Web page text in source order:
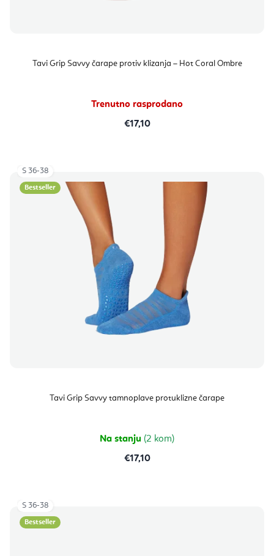
Tavi Grip Savvy čarape protiv klizanja – Hot Coral Ombre
Trenutno rasprodano
€17,10
Bestseller
Tavi Grip Savvy tamnoplave protuklizne čarape
Na stanju (2 kom)
€17,10
S 36-38
Bestseller
S 36-38